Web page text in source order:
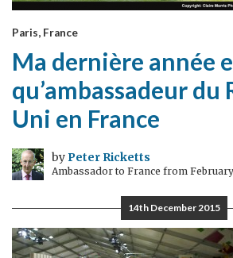
Paris, France
Ma dernière année
qu’ambassadeur du
Uni en France
byPeter Ricketts
Ambassador to France from February
14th December 2015